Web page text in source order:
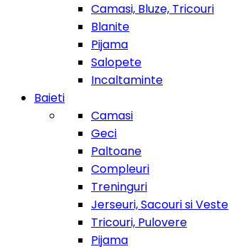
Camasi, Bluze, Tricouri
Blanite
Pijama
Salopete
Incaltaminte
Baieti
Camasi
Geci
Paltoane
Compleuri
Treninguri
Jerseuri, Sacouri si Veste
Tricouri, Pulovere
Pijama